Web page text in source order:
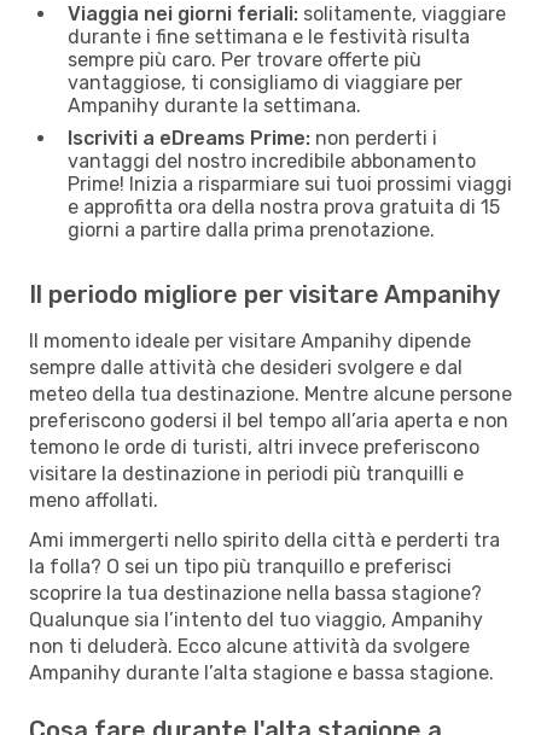
Viaggia nei giorni feriali: solitamente, viaggiare
durante i fine settimana e le festività risulta
sempre più caro. Per trovare offerte più
vantaggiose, ti consigliamo di viaggiare per
Ampanihy durante la settimana.
Iscriviti a eDreams Prime: non perderti i
vantaggi del nostro incredibile abbonamento
Prime! Inizia a risparmiare sui tuoi prossimi viaggi
e approfitta ora della nostra prova gratuita di 15
giorni a partire dalla prima prenotazione.
Il periodo migliore per visitare Ampanihy
Il momento ideale per visitare Ampanihy dipende
sempre dalle attività che desideri svolgere e dal
meteo della tua destinazione. Mentre alcune persone
preferiscono godersi il bel tempo all’aria aperta e non
temono le orde di turisti, altri invece preferiscono
visitare la destinazione in periodi più tranquilli e
meno affollati.
Ami immergerti nello spirito della città e perderti tra
la folla? O sei un tipo più tranquillo e preferisci
scoprire la tua destinazione nella bassa stagione?
Qualunque sia l’intento del tuo viaggio, Ampanihy
non ti deluderà. Ecco alcune attività da svolgere
Ampanihy durante l’alta stagione e bassa stagione.